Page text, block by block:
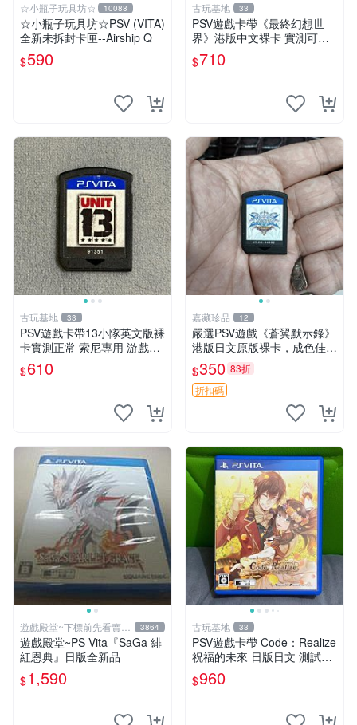
☆小瓶子玩具坊☆ 10088
☆小瓶子玩具坊☆PSV (VITA)
全新未拆封卡匣--Airship Q
$590
古玩基地 33
PSV遊戲卡帶《最終幻想世
界》港版中文裸卡 實測可用
索尼專機獨佔 psv 最終幻想
港版
$710
古玩基地 33
PSV遊戲卡帶13小隊英文版裸
卡實測正常 索尼專用 游戲硬
體原廠卡帶 13小隊 psv 卡帶
嚴選
$610
嘉藏珍品 12
嚴選PSV遊戲《蒼翼默示錄》
港版日文原版裸卡，成色佳
蒼翼 默示錄 PSV 港版
$350 83折
折扣碼
遊戲殿堂~下標前先看賣場
關於我
3864
遊戲殿堂~PS Vita『SaGa 緋
紅恩典』日版全新品
$1,590
古玩基地 33
PSV遊戲卡帶 Code：Realize
祝福的未來 日版日文 測試正
常適合收藏 成色如圖 過去久
遠使用痕跡 游戲機玩古早遊
$960